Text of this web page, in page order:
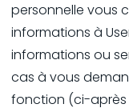
personnelle vous
informations à
informations ou
cas à vous
fonction (ci-après